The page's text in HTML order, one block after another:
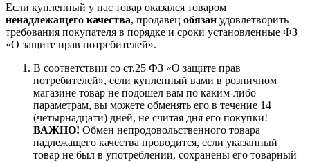
Если купленный у нас товар оказался товаром
ненадлежащего качества, продавец обязан удовлетворить
требования покупателя в порядке и сроки установленные ФЗ
«О защите прав потребителей».
В соответствии со ст.25 ФЗ «О защите прав
потребителей», если купленный вами в розничном
магазине товар не подошел вам по каким-либо
параметрам, вы можете обменять его в течение 14
(четырнадцати) дней, не считая дня его покупки!
ВАЖНО! Обмен непродовольственного товара
надлежащего качества проводится, если указанный
товар не был в употреблении, сохранены его товарный